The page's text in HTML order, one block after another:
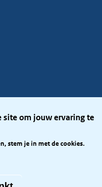
site om jouw ervaring te
stem je in met de cookies.